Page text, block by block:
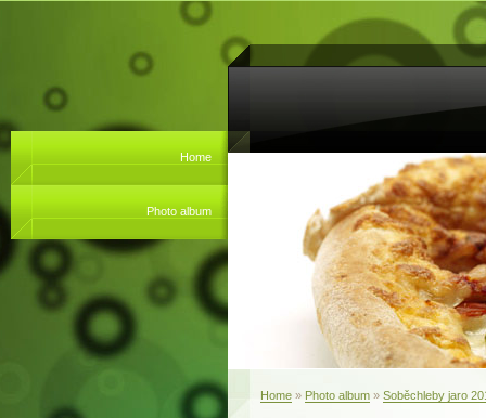
Home
Photo album
Home » Photo album » Soběchleby jaro